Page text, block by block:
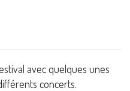
avec quelques unes
concerts.